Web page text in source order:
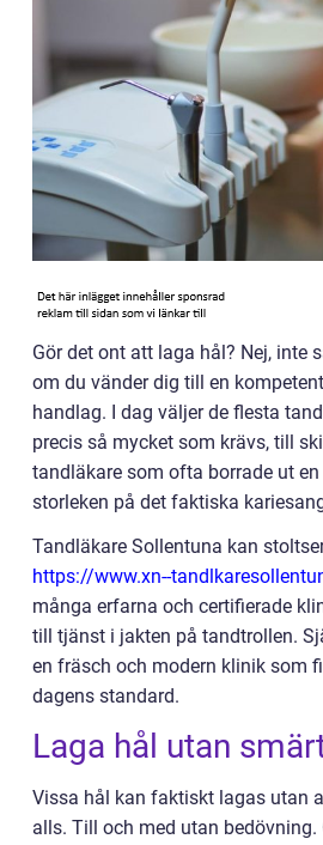
Gör det ont att laga hål? Nej, inte
om du vänder dig till en
handlag. I dag väljer de flesta
precis så mycket som krävs, till
tandläkare som ofta borrade ut
storleken på det faktiska
Tandläkare Sollentuna kan
https://www.xn--
många erfarna och certifierade
till tjänst i jakten på tandtrollen.
en fräsch och modern klinik som
dagens standard.
Laga hål utan
Vissa hål kan faktiskt lagas utan
alls. Till och med utan